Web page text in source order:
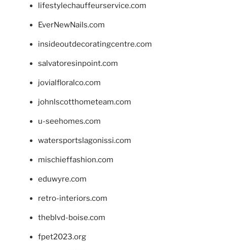
lifestylechauffeurservice.com
EverNewNails.com
insideoutdecoratingcentre.com
salvatoresinpoint.com
jovialfloralco.com
johnlscotthometeam.com
u-seehomes.com
watersportslagonissi.com
mischieffashion.com
eduwyre.com
retro-interiors.com
theblvd-boise.com
fpet2023.org